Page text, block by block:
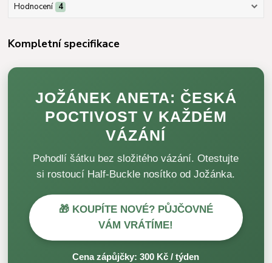
Hodnocení 4
Kompletní specifikace
JOŽÁNEK ANETA: ČESKÁ
POCTIVOST V KAŽDÉM
VÁZÁNÍ
Pohodlí šátku bez složitého vázání. Otestujte
si rostoucí Half-Buckle nosítko od Jožánka.
🎁 KOUPÍTE NOVÉ? PŮJČOVNÉ
VÁM VRÁTÍME!
Cena zápůjčky: 300 Kč / týden